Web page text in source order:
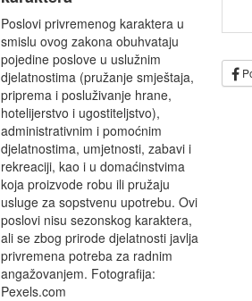
Poslovi privremenog karaktera u
smislu ovog zakona obuhvataju
pojedine poslove u uslužnim
djelatnostima (pružanje smještaja,
priprema i posluživanje hrane,
hotelijerstvo i ugostiteljstvo),
administrativnim i pomoćnim
djelatnostima, umjetnosti, zabavi i
rekreaciji, kao i u domaćinstvima
koja proizvode robu ili pružaju
usluge za sopstvenu upotrebu. Ovi
poslovi nisu sezonskog karaktera,
ali se zbog prirode djelatnosti javlja
privremena potreba za radnim
angažovanjem. Fotografija:
Pexels.com